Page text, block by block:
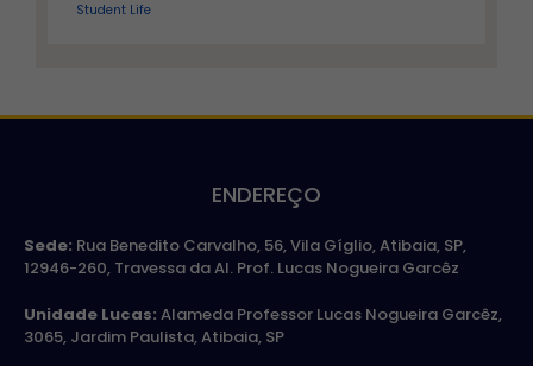
Student Life
ENDEREÇO
Sede: Rua Benedito Carvalho, 56, Vila Gíglio, Atibaia, SP,
12946-260, Travessa da Al. Prof. Lucas Nogueira Garcêz
Unidade Lucas: Alameda Professor Lucas Nogueira Garcêz,
3065, Jardim Paulista, Atibaia, SP